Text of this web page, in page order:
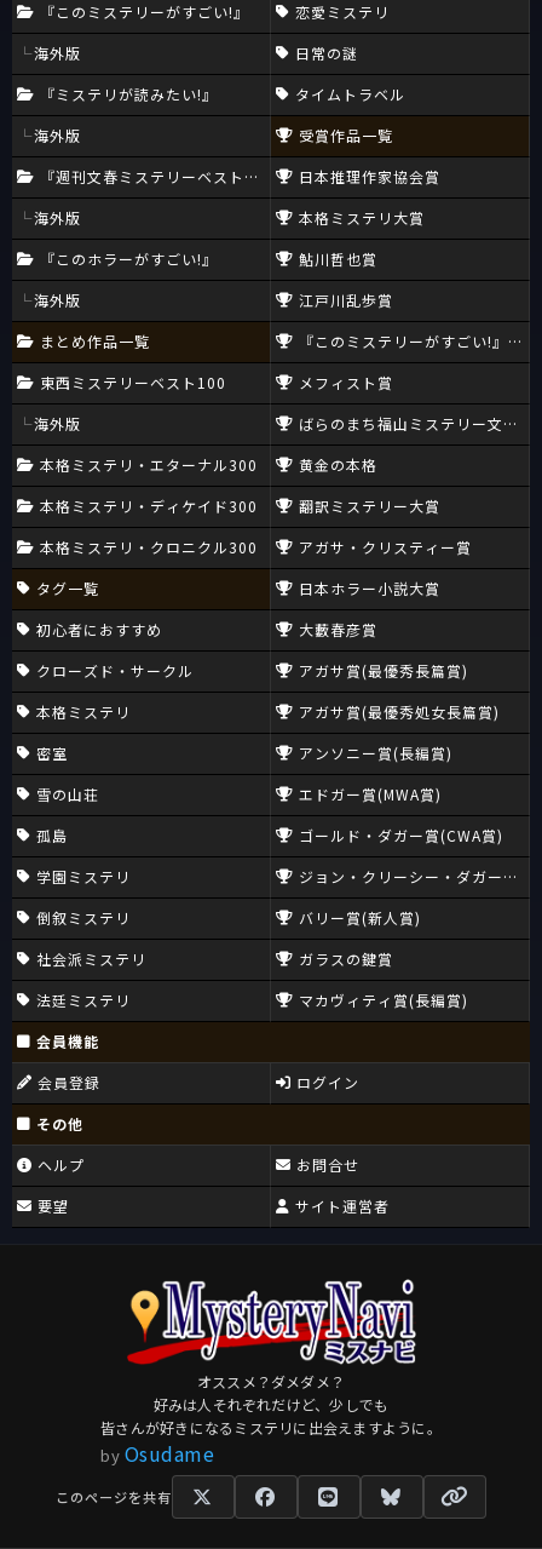
『このミステリーがすごい!』
海外版
『ミステリが読みたい!』
海外版
『週刊文春ミステリーベスト10』
海外版
『このホラーがすごい!』
海外版
まとめ作品一覧
東西ミステリーベスト100
海外版
本格ミステリ・エターナル300
本格ミステリ・ディケイド300
本格ミステリ・クロニクル300
タグ一覧
初心者におすすめ
クローズド・サークル
本格ミステリ
密室
雪の山荘
孤島
学園ミステリ
倒叙ミステリ
社会派ミステリ
法廷ミステリ
恋愛ミステリ
日常の謎
タイムトラベル
受賞作品一覧
日本推理作家協会賞
本格ミステリ大賞
鮎川哲也賞
江戸川乱歩賞
『このミステリーがすごい!』大賞
メフィスト賞
ばらのまち福山ミステリー文学新
黄金の本格
翻訳ミステリー大賞
アガサ・クリスティー賞
日本ホラー小説大賞
大藪春彦賞
アガサ賞(最優秀長篇賞)
アガサ賞(最優秀処女長篇賞)
アンソニー賞(長編賞)
エドガー賞(MWA賞)
ゴールド・ダガー賞(CWA賞)
ジョン・クリーシー・ダガー賞
バリー賞(新人賞)
ガラスの鍵賞
マカヴィティ賞(長編賞)
会員機能
会員登録
ログイン
その他
ヘルプ
要望
お問合せ
サイト運営者
オススメ？ダメダメ？
好みは人それぞれだけど、少しでも
皆さんが好きになるミステリに出会えますように。
by Osudame
このページを共有